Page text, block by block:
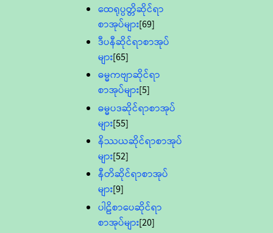
ထေရုပ္ပတ္တိဆိုင်ရာ
စာအုပ်များ[69]
ဒီပနီဆိုင်ရာစာအုပ်
များ[65]
ဓမ္မကဗျာဆိုင်ရာ
စာအုပ်များ[5]
ဓမ္မပဒဆိုင်ရာစာအုပ်
များ[55]
နိဿယဆိုင်ရာစာအုပ်
များ[52]
နီတိဆိုင်ရာစာအုပ်
များ[9]
ပါဠိစာပေဆိုင်ရာ
စာအုပ်များ[20]